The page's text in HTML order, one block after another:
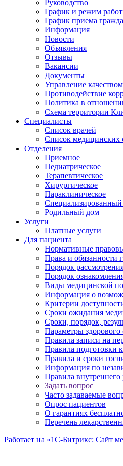
Руководство
График и режим
График приема
Информация
Новости
Объявления
Отзывы
Вакансии
Документы
Управление качеством
Противодействие
Политика в
Схема территории
Специалисты
Список врачей
Список медицинских
Отделения
Приемное
Педиатрическое
Терапевтическое
Хирургическое
Параклиническое
Специализированный
Родильный дом
Услуги
Платные услуги
Для пациента
Нормативные
Права и обязанности
Порядок
Порядок
Виды медицинской
Информация о
Критерии
Сроки ожидания
Сроки, порядок,
Параметры здорового
Правила записи на
Правила подготовки
Правила и сроки
Информация по
Правила
Задать вопрос
Часто задаваемые
Опрос пациентов
О гарантиях
Перечень
Работает на «1С-Битрикс: Сайт